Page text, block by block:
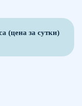
(цена за сутки)